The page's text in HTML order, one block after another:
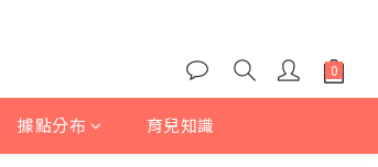
據點分布 育兒知識